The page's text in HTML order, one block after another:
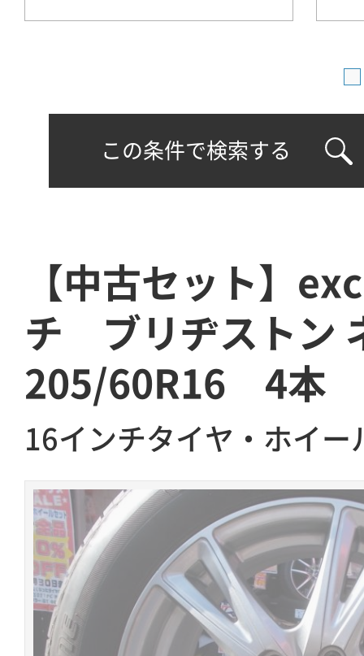
この条件で検索する
【中古セット】
チ ブリヂストン
205/60R16 4本
16インチタイヤ・ホイー